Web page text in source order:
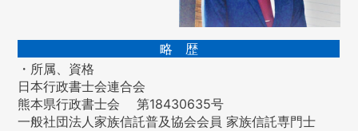
略 歴
・所属、資格
日本行政書士会連合会
熊本県行政書士会 第18430635号
一般社団法人家族信託普及協会会員 家族信託専門士